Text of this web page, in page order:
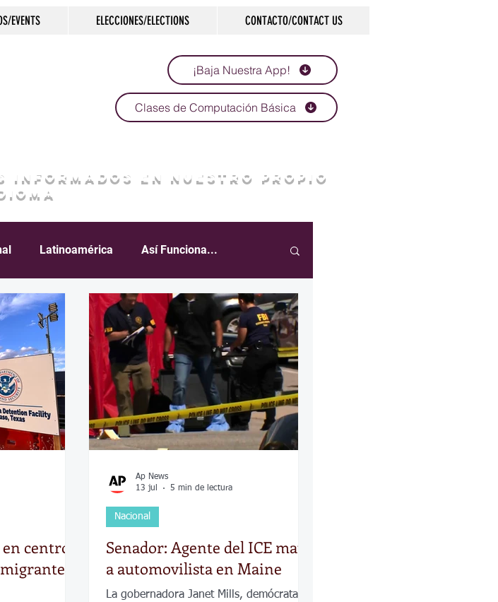
EVENTS ELECCIONES/ELECTIONS CONTACTO/CONTACT US
¡Baja Nuestra App!
Clases de Computación Básica
EN NUESTRO PROPIO
Latinoamérica Así Funciona...
Salud Arte & Cultura Deportes
Vivienda Escuelas Calles
Gobierno Espectáculos
centro
Senador: Agente del ICE mató
a automovilista en Maine
La gobernadora Janet Mills, demócrata,
Nacional
Ap News
13 jul
5 min de lectura